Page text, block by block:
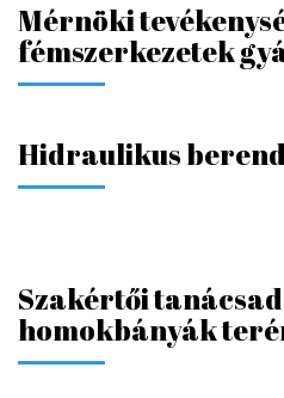
Mérnöki
fémszerkezetek
Hidraulikus
Szakértői
homokbányák